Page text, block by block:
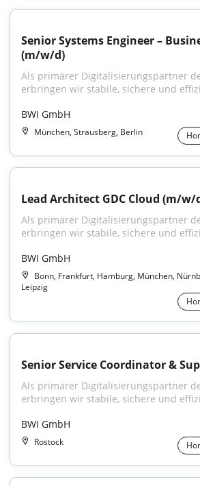
Senior Systems Engineer –
(m/w/d)
Als primärer Digitalisierungspartner
erbringen wir stabile, sichere und
BWI GmbH
München, Strausberg, Berlin
Lead Architect GDC Cloud (m/w/
Als primärer Digitalisierungspartner
erbringen wir stabile, sichere und
BWI GmbH
Bonn, Frankfurt, Hamburg, München,
Leipzig
Senior Service Coordinator &
Als primärer Digitalisierungspartner
erbringen wir stabile, sichere und
BWI GmbH
Rostock